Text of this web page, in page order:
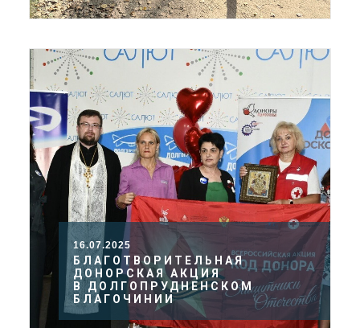
16.07.2025
БЛАГОТВОРИТЕЛЬНАЯ
ДОНОРСКАЯ АКЦИЯ
В ДОЛГОПРУДНЕНСКОМ
БЛАГОЧИНИИ